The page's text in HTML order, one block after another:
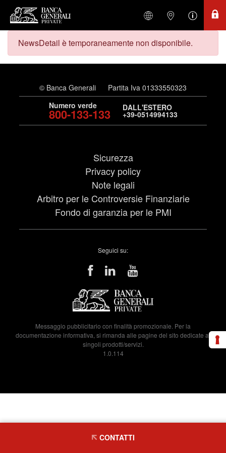
NewsDetail è temporaneamente non disponibile.
© Banca Generali
Partita Iva 01333550323
Numero verde
800-133-133 DALL'ESTERO
+39-0514994133
Sicurezza
Privacy policy
Note legali
Arbitro per le Controversie Finanziarie
Fondo di garanzia per le PMI
Seguici su:
Messaggio pubblicitario con finalità promozionale. Per la
documentazione informativa, si rimanda alle pagine del sito dedicate ai
singoli prodotti/servizi.
1.0.114
CONTATTI